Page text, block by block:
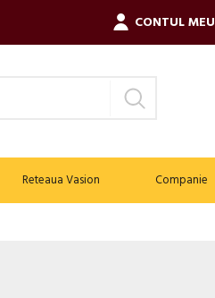
CONTUL MEU
Reteaua Vasion Companie